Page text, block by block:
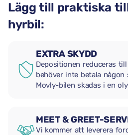
Lägg till praktiska
hyrbil:
EXTRA SKYDD
Depositionen reduceras
behöver inte betala någon
Movly-bilen skadas i en
MEET & GREET-
Vi kommer att leverera